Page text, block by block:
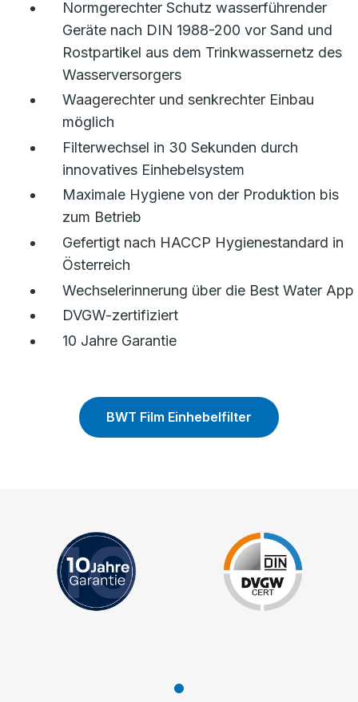
Normgerechter Schutz wasserführender
Geräte nach DIN 1988-200 vor Sand und
Rostpartikel aus dem Trinkwassernetz des
Wasserversorgers
Waagerechter und senkrechter Einbau
möglich
Filterwechsel in 30 Sekunden durch
innovatives Einhebelsystem
Maximale Hygiene von der Produktion bis
zum Betrieb
Gefertigt nach HACCP Hygienestandard in
Österreich
Wechselerinnerung über die Best Water App
DVGW-zertifiziert
10 Jahre Garantie
BWT Film Einhebelfilter